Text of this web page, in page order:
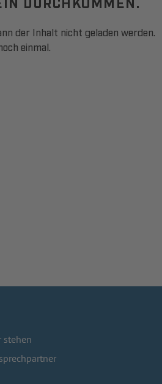
der Inhalt nicht geladen werden.
einmal.
stehen